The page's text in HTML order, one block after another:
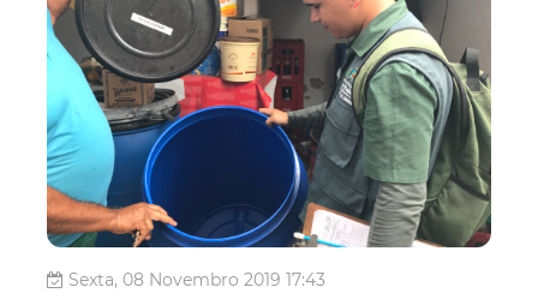
Sexta, 08 Novembro 2019 17:43